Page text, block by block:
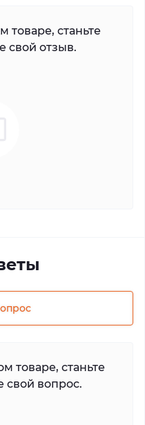
товаре, станьте
свой отзыв.
товаре, станьте
свой вопрос.